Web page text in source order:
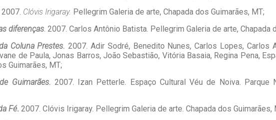
2007. Clóvis Irigaray. Pellegrim Galeria de arte, Chapada dos Guimarães, MT;
diferenças . 2007. Carlos Antônio Batista. Pellegrim Galeria de arte, Chapada
Coluna Prestes.2007. Adir Sodré, Benedito Nunes, Carlos Lopes, Carlos
de Paula, Jonas Barros, João Sebastião, Vitória Basaia, Regina Pena,
Guimarães, MT;
Guimarães. 2007. Izan Petterle. Espaço Cultural Véu de Noiva. Parque
Fé. 2007. Clóvis Irigaray. Pellegrim Galeria de arte. Chapada dos Guimarães,